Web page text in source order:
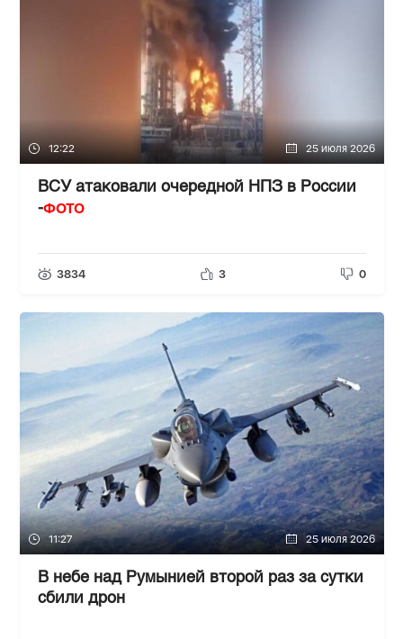
12:22 25 июля 2026
ВСУ атаковали очередной НПЗ в России
-ФОТО
3834 3 0
11:27 25 июля 2026
В небе над Румынией второй раз за сутки
сбили дрон